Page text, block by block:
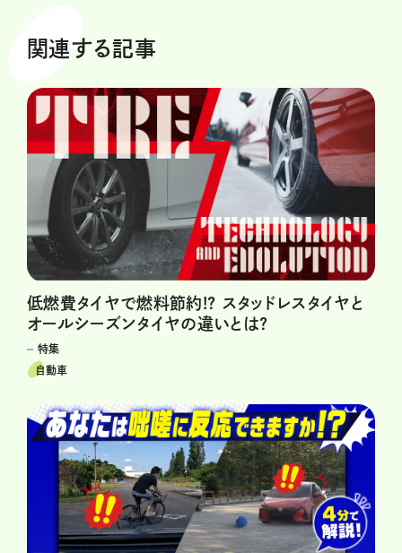
関連する記事
低燃費タイヤで燃料節約!? スタッドレスタイヤと
オールシーズンタイヤの違いとは?
特集
自動車